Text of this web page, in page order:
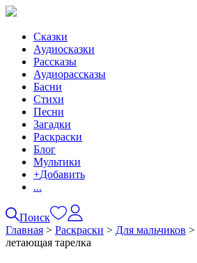
Сказки
Аудиосказки
Рассказы
Аудиорассказы
Басни
Стихи
Песни
Загадки
Раскраски
Блог
Мультики
+Добавить
...
Поиск
Главная > Раскраски > Для мальчиков >
летающая тарелка